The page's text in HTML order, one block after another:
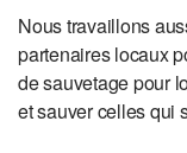
Nous travaillons
partenaires locaux
de sauvetage pour
et sauver celles qui